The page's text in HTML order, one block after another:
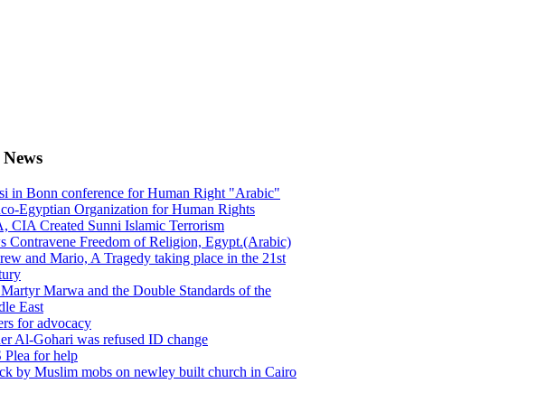
in Bonn conference for Human Right "Arabic"
Egyptian Organization for Human Rights
CIA Created Sunni Islamic Terrorism
Contravene Freedom of Religion, Egypt.(Arabic)
and Mario, A Tragedy taking place in the 21st
Marwa and the Double Standards of the
East
for advocacy
Al-Gohari was refused ID change
Plea for help
by Muslim mobs on newley built church in Cairo